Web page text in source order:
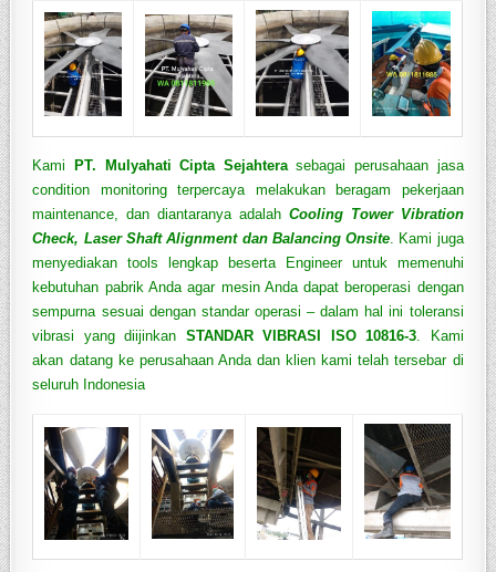
Kami PT. Mulyahati Cipta Sejahterasebagai perusahaan jasa
condition monitoring terpercaya melakukan beragam pekerjaan
maintenance, dan diantaranya adalah Cooling Tower Vibration
Check, Laser Shaft Alignmentdan Balancing Onsite. Kami juga
menyediakan tools lengkap beserta Engineer untuk memenuhi
kebutuhan pabrik Anda agar mesin Anda dapat beroperasi dengan
sempurna sesuai dengan standar operasi – dalam hal ini toleransi
vibrasi yang diijinkan STANDAR VIBRASI ISO 10816-3. Kami
akan datang ke perusahaan Anda dan klien kami telah tersebar di
seluruh Indonesia